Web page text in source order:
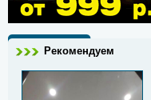
Рекомендуем